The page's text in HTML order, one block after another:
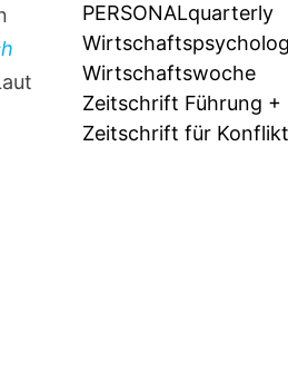
PERSONALquarterly
Wirtschaftswoche
Zeitschrift Führung +
Zeitschrift für